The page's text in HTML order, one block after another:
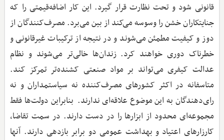
قانونی شود و تحت نظارت قرار گیرد. این کار اضافه‌قیمتی را که
جنایتکاران خشن را وسوسه می‌کند از بین می‌برد. مصرف‌کنندگان از
دوز و کیفیت مطمئن می‌شوند و در نتیجه از ترکیبات غیرقانونی و
خطرناک دوری خواهند کرد. زندان‌ها خالی‌تر می‌شوند و نظام
عدالت کیفری می‌تواند بر مواد صنعتی کشنده‌تر تمرکز کند.
متاسفانه در اکثر کشورهای مصرف‌کننده نه سیاستمداران و نه
رای‌دهندگان به این موضوع علاقه‌ای ندارند. بنابراین دولت‌ها فقط
مجموعه‌ای محدود از ابزارها را در دست دارند. در سمت تقاضا،
کارزارهای اعتیاد و بهداشت عمومی دو برابر بازدهی دارند. آنها